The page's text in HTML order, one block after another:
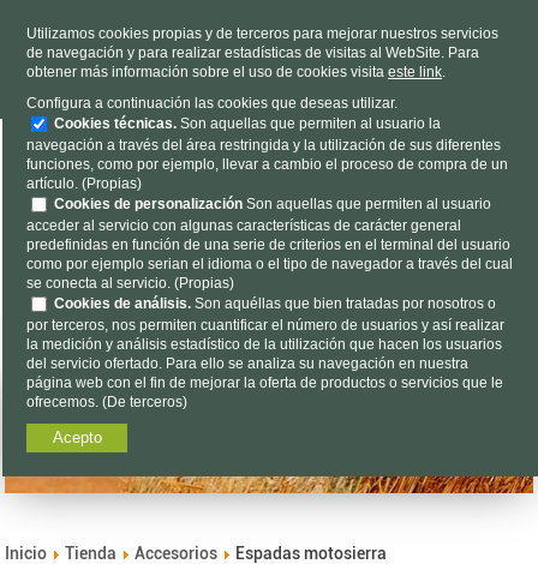
HORARIOL-V 9h a 19h S 9h a 13h
Dónde estamos |Contacto| Nosotros
Encuéntalo aquí...
Inicio Tienda Accesorios Espadas motosierra
Utilizamos cookies propias y de terceros para mejorar nuestros servicios
de navegación y para realizar estadísticas de visitas al WebSite. Para
obtener más información sobre el uso de cookies visita este link.
Configura a continuación las cookies que deseas utilizar.
Cookies técnicas. Son aquellas que permiten al usuario la
navegación a través del área restringida y la utilización de sus diferentes
funciones, como por ejemplo, llevar a cambio el proceso de compra de un
artículo. (Propias)
Cookies de personalización Son aquellas que permiten al usuario
acceder al servicio con algunas características de carácter general
predefinidas en función de una serie de criterios en el terminal del usuario
como por ejemplo serian el idioma o el tipo de navegador a través del cual
se conecta al servicio. (Propias)
Cookies de análisis. Son aquéllas que bien tratadas por nosotros o
por terceros, nos permiten cuantificar el número de usuarios y así realizar
la medición y análisis estadístico de la utilización que hacen los usuarios
del servicio ofertado. Para ello se analiza su navegación en nuestra
página web con el fin de mejorar la oferta de productos o servicios que le
ofrecemos. (De terceros)
Acepto